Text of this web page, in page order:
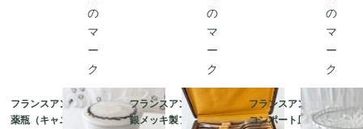
フランスアンティーク
薬瓶（キャニスター）|
フランスアンティーク
銀メッキ製フォーク10
フランスアンティーク
コンポート皿 | 美しい